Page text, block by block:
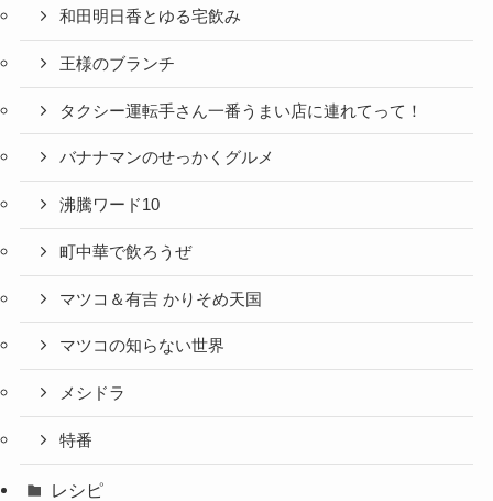
和田明日香とゆる宅飲み
王様のブランチ
タクシー運転手さん一番うまい店に連れてって！
バナナマンのせっかくグルメ
沸騰ワード10
町中華で飲ろうぜ
マツコ＆有吉 かりそめ天国
マツコの知らない世界
メシドラ
特番
レシピ